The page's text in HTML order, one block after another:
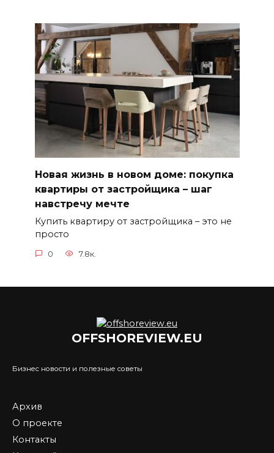
Новая жизнь в новом доме: покупка
квартиры от застройщика – шаг
навстречу мечте
Купить квартиру от застройщика – это не
просто
0 7.8к.
OFFSHOREVIEW.EU
Бизнес новости и полезные советы
Архив
О проекте
Контакты